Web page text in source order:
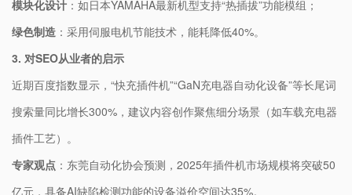
模块化设计 ：如日本YAMAHA最新机型支持“热插拔”功能模组；
绿色制造 ：采用伺服电机节能技术，能耗降低40%。
3. 对SEO从业者的启示
近期百度指数显示，“快充插件机”“GaN充电器自动化设备”等长尾词
搜索量同比增长300%，建议内容创作聚焦细分场景（如车载充电器
插件工艺）。
专家观点 ：东莞自动化协会预测，2025年插件机市场规模将突破50
亿元，具备AI缺陷检测功能的设备溢价空间达35%。